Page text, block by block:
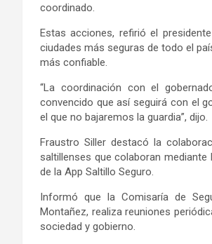
coordinado.
Estas acciones, refirió el
ciudades más seguras de todo el
más confiable.
“La coordinación con el
convencido que así seguirá con el
el que no bajaremos la guardia”, dijo.
Fraustro Siller destacó la
saltillenses que colaboran
de la App Saltillo Seguro.
Informó que la Comisaría de
Montañez, realiza reuniones
sociedad y gobierno.